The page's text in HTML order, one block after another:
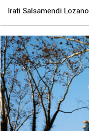
Irati Salsamendi Lozano